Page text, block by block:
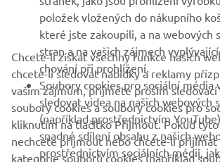
Získejte jako první informace o nejnovějších
speciálních akcích, nových verzích a mnoho
PŘIHLÁSIT SE K ODBĚRU
Přečtěte si naše Zásady ochrany osobních
zpracováváme vaše osobní údaje:Zásady
položek vložených do nákupního
které jste zakoupili, a na webových
stran a na vašich zájmech
chování při prohlížení.
Soubory cookies pro sociální média
sledovat videa na našich webových
(například prostřednictvím
snadné sdílení obsahu z našich
prostřednictvím sociálních médií,
Chcete-li získat všechny funkce našich
chcete-li sledovat nabídky a reklamy
vašim zájmům, přijměte prosím
soubory cookies a soubory cookies pro
kliknutím na tlačítko Přijmout. Pokud
nechcete přijmout nebo chcete-li
kategorie souborů cookies (například